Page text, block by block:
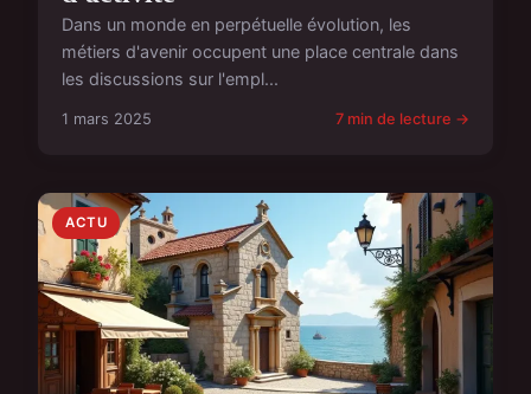
Dans un monde en perpétuelle évolution, les
métiers d'avenir occupent une place centrale dans
les discussions sur l'empl...
1 mars 2025 7 min de lecture →
ACTU